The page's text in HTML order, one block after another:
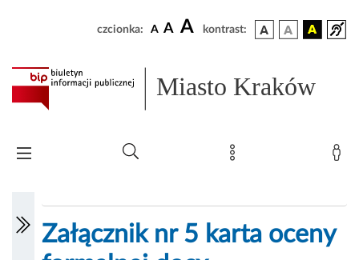
czcionka: A A A kontrast:
Miasto Kraków
Załącznik nr 5 karta oceny